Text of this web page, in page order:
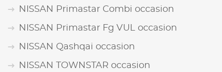
NISSAN Primastar Combi occasion
NISSAN Primastar Fg VUL occasion
NISSAN Qashqai occasion
NISSAN TOWNSTAR occasion